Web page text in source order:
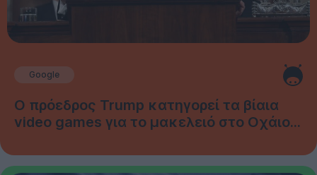
Google
Ο πρόεδρος Trump κατηγορεί τα βίαια
video games για το μακελειό στο Οχάιο...